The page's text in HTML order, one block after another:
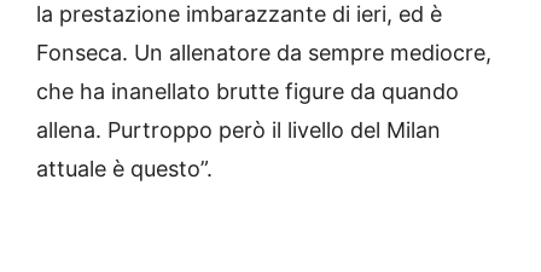
la prestazione imbarazzante di ieri, ed è
Fonseca. Un allenatore da sempre mediocre,
che ha inanellato brutte figure da quando
allena. Purtroppo però il livello del Milan
attuale è questo”.